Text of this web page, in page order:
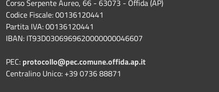
Corso Serpente Aureo, 66 - 63073 - Offida (AP)
Codice Fiscale: 00136120441
Partita IVA: 00136120441
IBAN: IT93D0306969620000000046607
PEC: protocollo@pec.comune.offida.ap.it
Centralino Unico: +39 0736 88871